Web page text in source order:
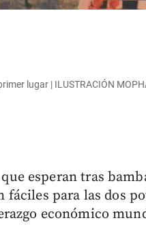
lugar | ILUSTRACIÓN
esperan tras
fáciles para las dos
económico